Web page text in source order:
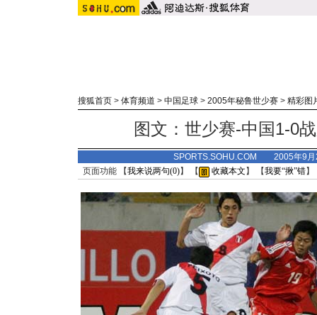
搜狐首页 > 体育频道 > 中国足球 > 2005年秘鲁世少赛 > 精彩图
图文：世少赛-中国1-0
SPORTS.SOHU.COM 2005年9
页面功能 【我来说两句(0)】 【 收藏本文 】 【我要“揪”错】